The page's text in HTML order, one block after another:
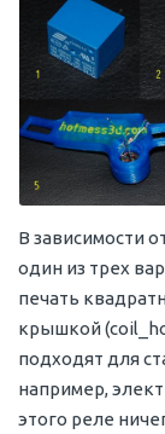
В зависимости
один из трех
печать
крышкой
подходят для
например,
этого реле